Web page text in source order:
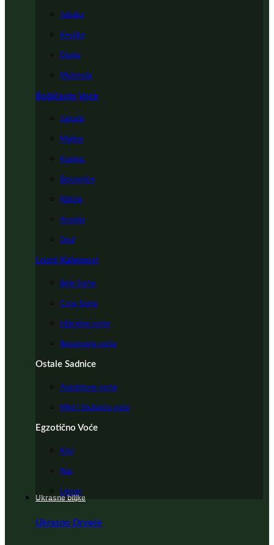
Jabuka
Kruška
Dunja
Mušmula
Bobičasto Voće
Jagode
Maline
Kupine
Borovnice
Ribizle
Aronija
Dud
Lozni Kalemovi
Bele Sorte
Crne Sorte
Hibridne sorte
Besemene sorte
Ostale Sadnice
Autohtone sorte
Mini i Stubasto voće
Egzotično Voće
Kivi
Nar
Limun
Ukrasne biljke
Ukrasno Drveće